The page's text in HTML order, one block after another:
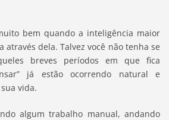
bem quando a inteligência maior
através dela. Talvez você não tenha se
breves períodos em que fica
já estão ocorrendo natural e
vida.
algum trabalho manual, andando